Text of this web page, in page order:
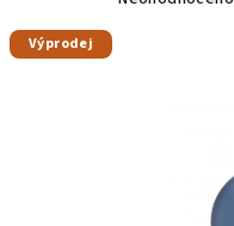
Výprodej